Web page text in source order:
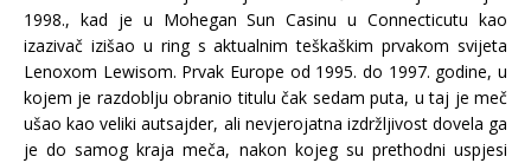
1998., kad je u Mohegan Sun Casinu u Connecticutu kao
izazivač izišao u ring s aktualnim teškaškim prvakom svijeta
Lenoxom Lewisom. Prvak Europe od 1995. do 1997. godine, u
kojem je razdoblju obranio titulu čak sedam puta, u taj je meč
ušao kao veliki autsajder, ali nevjerojatna izdržljivost dovela ga
je do samog kraja meča, nakon kojeg su prethodni uspjesi